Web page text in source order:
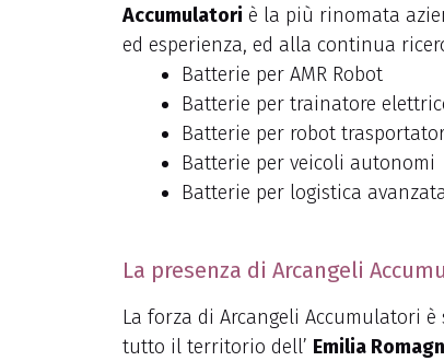
Accumulatori è la più rinomata
ed esperienza, ed alla continua
Batterie per AMR Robot
Batterie per trainatore
Batterie per robot
Batterie per veicoli autonomi
Batterie per logistica
La presenza di Arcangeli
La forza di Arcangeli Accumulatori
tutto il territorio dell’ Emilia